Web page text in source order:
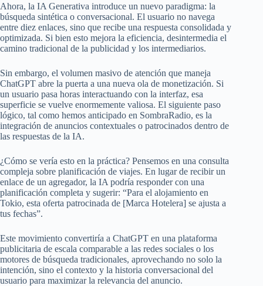
Ahora, la IA Generativa introduce un nuevo paradigma: la
búsqueda sintética o conversacional. El usuario no navega
entre diez enlaces, sino que recibe una respuesta consolidada y
optimizada. Si bien esto mejora la eficiencia, desintermedia el
camino tradicional de la publicidad y los intermediarios.
Sin embargo, el volumen masivo de atención que maneja
ChatGPT abre la puerta a una nueva ola de monetización. Si
un usuario pasa horas interactuando con la interfaz, esa
superficie se vuelve enormemente valiosa. El siguiente paso
lógico, tal como hemos anticipado en SombraRadio, es la
integración de anuncios contextuales o patrocinados dentro de
las respuestas de la IA.
¿Cómo se vería esto en la práctica? Pensemos en una consulta
compleja sobre planificación de viajes. En lugar de recibir un
enlace de un agregador, la IA podría responder con una
planificación completa y sugerir: “Para el alojamiento en
Tokio, esta oferta patrocinada de [Marca Hotelera] se ajusta a
tus fechas”.
Este movimiento convertiría a ChatGPT en una plataforma
publicitaria de escala comparable a las redes sociales o los
motores de búsqueda tradicionales, aprovechando no solo la
intención, sino el contexto y la historia conversacional del
usuario para maximizar la relevancia del anuncio.